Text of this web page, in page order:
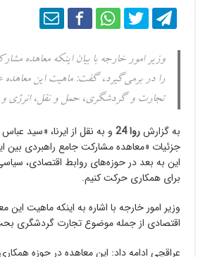
وزیر امور خارجه با بیان اینکه معاهده
را در برمی‌گیرد، گفت: ماهیت این
تجارت و گردشگری، حمل و نقل، انرژی
به گزارشروا 24
و به نقل از ایرنا، «سید
جزئیات «معاهده مشارکت جامع راهبردی بین
این به بعد در حوزه‌های روابط اقتصادی،
برای همکاری حرکت کنیم.
وزیر امور خارجه با اشاره به اینکه ماهیت
اقتصادی از جمله موضوع تجارت گردشگری
عراقچی ادامه داد: این معاهده در حوزه‌